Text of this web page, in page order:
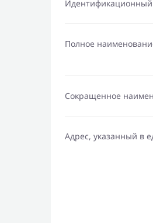
Полное
Сокращенное
Адрес, указанный в